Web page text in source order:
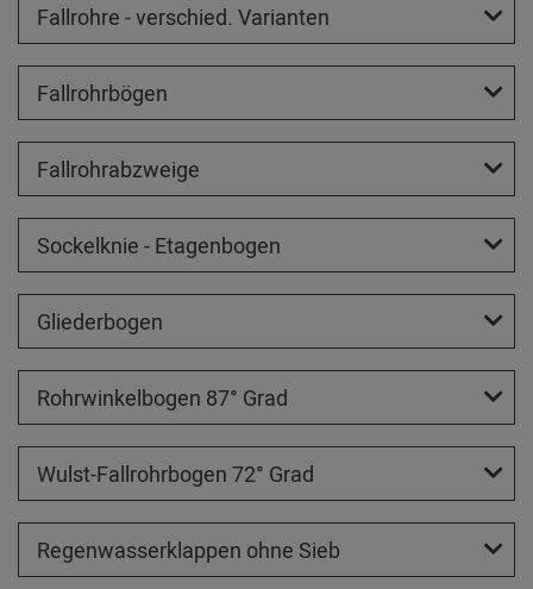
Fallrohre - verschied. Varianten
Fallrohrbögen
Fallrohrabzweige
Sockelknie - Etagenbogen
Gliederbogen
Rohrwinkelbogen 87° Grad
Wulst-Fallrohrbogen 72° Grad
Regenwasserklappen ohne Sieb